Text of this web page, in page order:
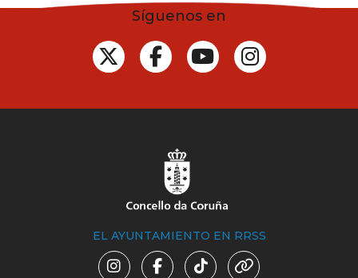
Síguenos en
EL AYUNTAMIENTO EN RRSS